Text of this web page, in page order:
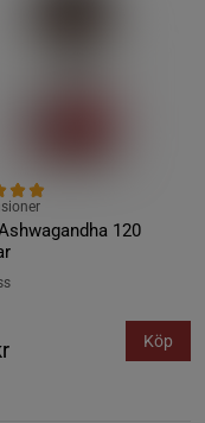
120
Köp